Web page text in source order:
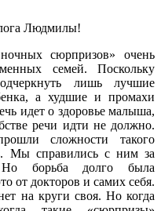
Людмилы!
сюрпризов» очень
семей. Поскольку
лишь лучшие
а худшие и промахи
идет о здоровье малыша,
речи идти не должно.
сложности такого
Мы справились с ним за
Но борьба долго была
от докторов и самих себя.
на круги своя. Но когда